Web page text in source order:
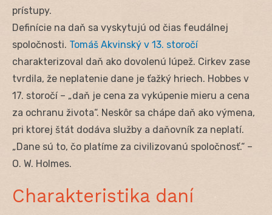
prístupy.
Definície na daň sa vyskytujú od čias feudálnej
spoločnosti. Tomáš Akvinský v 13. storočí
charakterizoval daň ako dovolenú lúpež. Cirkev zase
tvrdila, že neplatenie dane je ťažký hriech. Hobbes v
17. storočí – „daň je cena za vykúpenie mieru a cena
za ochranu života“. Neskôr sa chápe daň ako výmena,
pri ktorej štát dodáva služby a daňovník za neplatí.
„Dane sú to, čo platíme za civilizovanú spoločnosť.“ –
O. W. Holmes.
Charakteristika daní